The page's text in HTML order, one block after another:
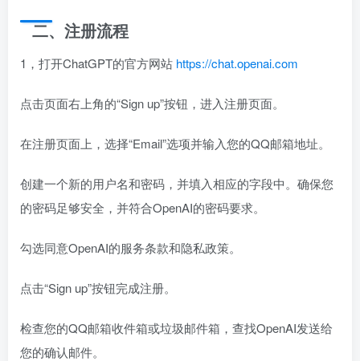
二、注册流程
1，打开ChatGPT的官方网站 https://chat.openai.com
点击页面右上角的“Sign up”按钮，进入注册页面。
在注册页面上，选择“Email”选项并输入您的QQ邮箱地址。
创建一个新的用户名和密码，并填入相应的字段中。确保您
的密码足够安全，并符合OpenAI的密码要求。
勾选同意OpenAI的服务条款和隐私政策。
点击“Sign up”按钮完成注册。
检查您的QQ邮箱收件箱或垃圾邮件箱，查找OpenAI发送给
您的确认邮件。